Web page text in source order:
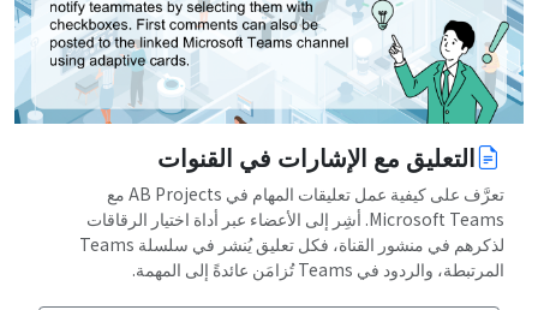
التعليق مع الإشارات في القنوات
تعرَّف على كيفية عمل تعليقات المهام في AB Projects مع
Microsoft Teams. أشِر إلى الأعضاء عبر أداة اختيار الرقاقات
لذكرهم في منشور القناة، فكل تعليق يُنشر في سلسلة Teams
المرتبطة، والردود في Teams تُزامَن عائدةً إلى المهمة.